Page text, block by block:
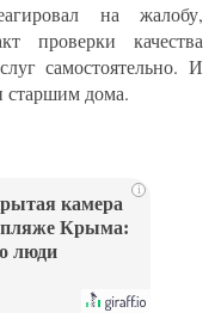
на жалобу,
проверки качества
самостоятельно. И
старшим дома.
i
камера
Крыма:
люди
не видят...